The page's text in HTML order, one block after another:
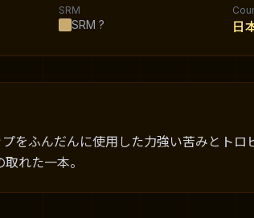
SRM
SRM ? 日
をふんだんに使用した力強い苦みとトロ
れた一本。